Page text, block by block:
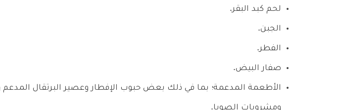
لحم كبد البقر.
الجبن.
الفطر.
صفار البيض.
الأطعمة المدعمة؛ بما في ذلك بعض حبوب الإفطار وعصير البرتقال المدعم
ومشروبات الصويا.